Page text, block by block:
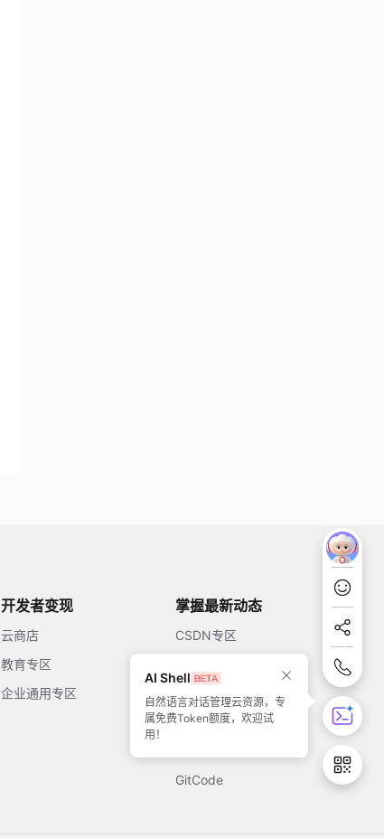
AI Shell
自然语言对话管理云资源，专
属免费Token额度，欢迎试
用！
开发者变现
云商店
教育专区
企业通用专区
掌握最新动态
CSDN专区
开源中国
51CTO
GitCode